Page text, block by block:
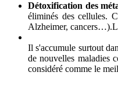
Détoxification des
éliminés des cellules.
Alzheimer,
Il s'accumule surtout
de nouvelles maladies
considéré comme le